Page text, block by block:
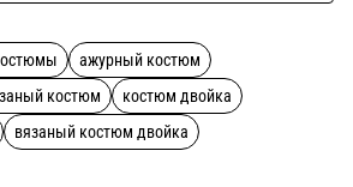
ажурный костюм
костюм
костюм двойка
вязаный костюм двойка